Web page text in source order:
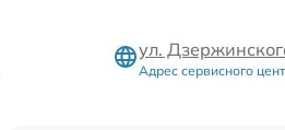
ул.
Адрес сервисного